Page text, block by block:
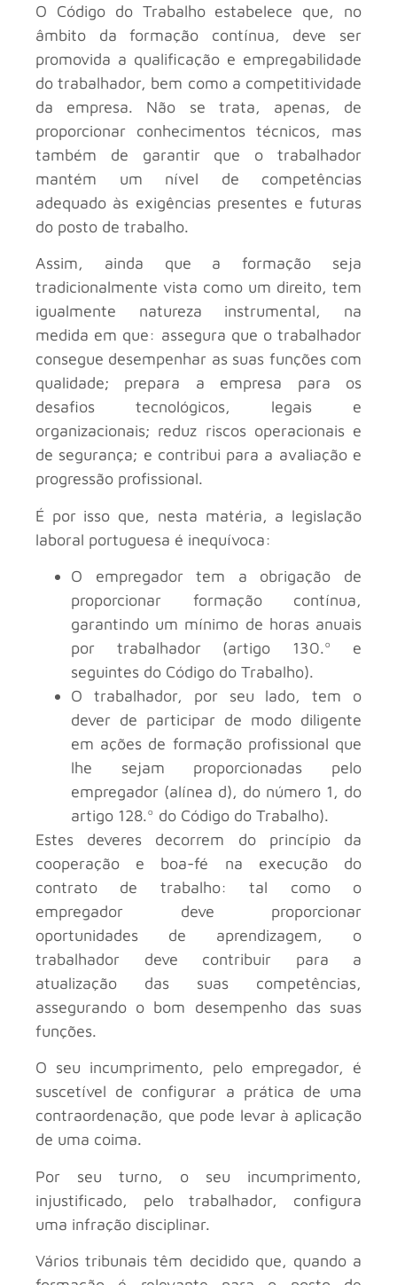
O Código do Trabalho estabelece que, no
âmbito da formação contínua, deve ser
promovida a qualificação e empregabilidade
do trabalhador, bem como a competitividade
da empresa. Não se trata, apenas, de
proporcionar conhecimentos técnicos, mas
também de garantir que o trabalhador
mantém um nível de competências
adequado às exigências presentes e futuras
do posto de trabalho.
Assim, ainda que a formação seja
tradicionalmente vista como um direito, tem
igualmente natureza instrumental, na
medida em que: assegura que o trabalhador
consegue desempenhar as suas funções com
qualidade; prepara a empresa para os
desafios tecnológicos, legais e
organizacionais; reduz riscos operacionais e
de segurança; e contribui para a avaliação e
progressão profissional.
É por isso que, nesta matéria, a legislação
laboral portuguesa é inequívoca:
O empregador tem a obrigação de
proporcionar formação contínua,
garantindo um mínimo de horas anuais
por trabalhador (artigo 130.º e
seguintes do Código do Trabalho).
O trabalhador, por seu lado, tem o
dever de participar de modo diligente
em ações de formação profissional que
lhe sejam proporcionadas pelo
empregador (alínea d), do número 1, do
artigo 128.º do Código do Trabalho).
Estes deveres decorrem do princípio da
cooperação e boa-fé na execução do
contrato de trabalho: tal como o
empregador deve proporcionar
oportunidades de aprendizagem, o
trabalhador deve contribuir para a
atualização das suas competências,
assegurando o bom desempenho das suas
funções.
O seu incumprimento, pelo empregador, é
suscetível de configurar a prática de uma
contraordenação, que pode levar à aplicação
de uma coima.
Por seu turno, o seu incumprimento,
injustificado, pelo trabalhador, configura
uma infração disciplinar.
Vários tribunais têm decidido que, quando a